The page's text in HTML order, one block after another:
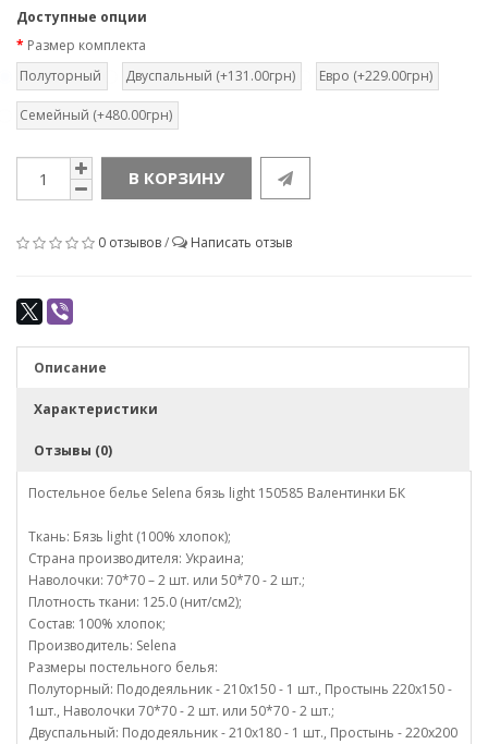
Доступные опции
Размер комплекта
Полуторный
Двуспальный (+131.00грн) Евро (+229.00грн)
Семейный (+480.00грн)
В КОРЗИНУ
0 отзывов/ Написать отзыв
Описание
Характеристики
Отзывы (0)
Постельное белье Selena бязь light 150585 Валентинки БК
Ткань: Бязь light (100% хлопок);
Страна производителя: Украина;
Наволочки: 70*70 – 2 шт. или 50*70 - 2 шт.;
Плотность ткани: 125.0 (нит/см2);
Состав: 100% хлопок;
Производитель: Selena
Размеры постельного белья:
Полуторный: Пододеяльник - 210х150 - 1 шт., Простынь 220х150 -
1шт., Наволочки 70*70 - 2 шт. или 50*70 - 2 шт.;
Двуспальный: Пододеяльник - 210х180 - 1 шт., Простынь - 220х200